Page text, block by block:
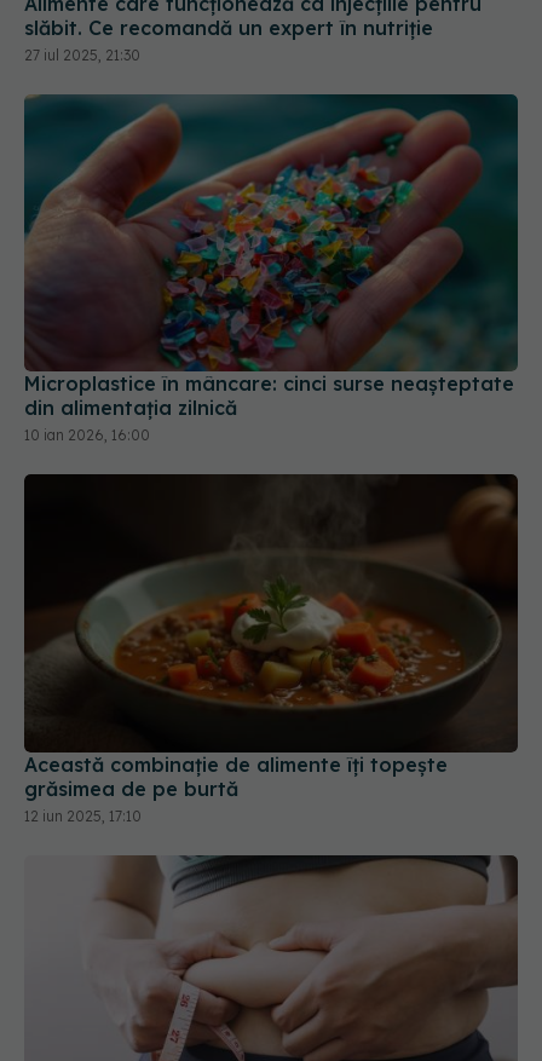
Microplastice în mâncare: cinci surse neașteptate
din alimentația zilnică
10 ian 2026, 16:00
Această combinație de alimente îți topește
12 iun 2025, 17:10